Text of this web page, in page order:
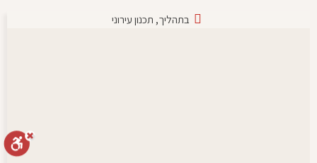
בתהליך, תכנון עירוני